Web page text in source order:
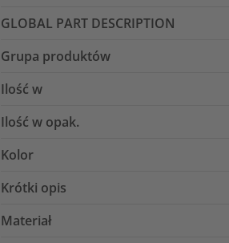
GLOBAL PART DESCRIPTION
Grupa produktów
Ilość w
Ilość w opak.
Kolor
Krótki opis
Materiał